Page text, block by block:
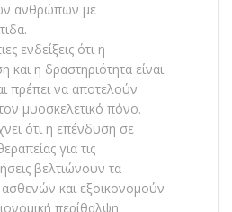
ανθρώπων με
ενδείξεις ότι η
και η δραστηριότητα είναι
πρέπει να αποτελούν
μυοσκελετικό πόνο.
ότι η επένδυση σε
για τις
βελτιώνουν τα
και εξοικονομούν
περίθαλψη.